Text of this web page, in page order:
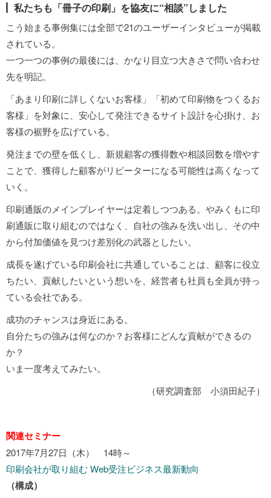
私たちも「冊子の印刷」を協友に“相談”しました
こう始まる事例集には全部で21のユーザーインタビューが掲載
されている。
一つ一つの事例の最後には、かなり目立つ大きさで問い合わせ
先を明記。
「あまり印刷に詳しくないお客様」「初めて印刷物をつくるお
客様」を対象に、安心して発注できるサイト設計を心掛け、お
客様の裾野を広げている。
発注までの壁を低くし、新規顧客の獲得数や相談回数を増やす
ことで、獲得した顧客がリピーターになる可能性は高くなって
いく。
印刷通販のメインプレイヤーは定着しつつある。やみくもに印
刷通販に取り組むのではなく、自社の強みを洗い出し、その中
から付加価値を見つけ差別化の武器としたい。
成長を遂げている印刷会社に共通していることは、顧客に役立
ちたい、貢献したいという想いを、経営者も社員も全員が持っ
ている会社である。
成功のチャンスは身近にある。
自分たちの強みは何なのか？お客様にどんな貢献ができるの
か？
いま一度考えてみたい。
（研究調査部 小須田紀子）
関連セミナー
2017年7月27日（木） 14時～
印刷会社が取り組む Web受注ビジネス最新動向
（構成）